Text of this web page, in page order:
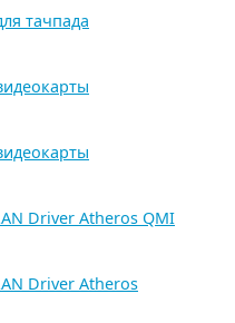
тачпада
Driver Atheros QMI
Driver Atheros